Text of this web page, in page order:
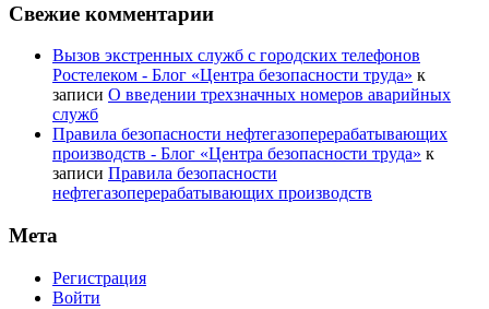
Свежие комментарии
Вызов экстренных служб с городских телефонов
Ростелеком - Блог «Центра безопасности труда» к
записи О введении трехзначных номеров аварийных
служб
Правила безопасности нефтегазоперерабатывающих
производств - Блог «Центра безопасности труда» к
записи Правила безопасности
нефтегазоперерабатывающих производств
Мета
Регистрация
Войти